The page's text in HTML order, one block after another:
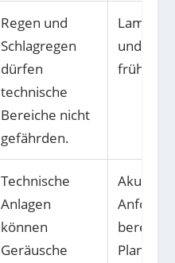
Regen und
Schlagregen
dürfen
technische
Bereiche nicht
gefährden.
und
früh
Technische
Anlagen
können
Geräusche
bereits